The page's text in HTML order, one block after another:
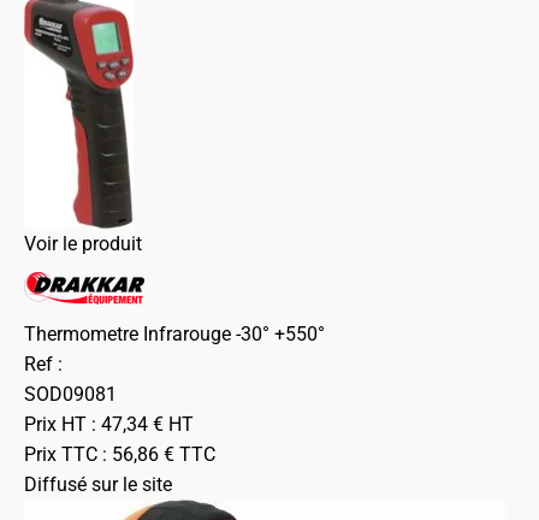
Voir le produit
Thermometre Infrarouge -30° +550°
Ref :
SOD09081
Prix HT : 47,34 € HT
Prix TTC : 56,86 € TTC
Diffusé sur le site